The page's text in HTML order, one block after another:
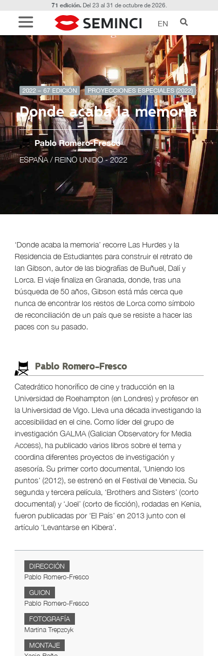
71 edición.Del 23 al 31 de octubre de 2026.
EN
2022 – 67 EDICIÓN PROYECCIONES ESPECIALES (2022)
Donde acaba la memoria
Pablo Romero-Fresco
ESPAÑA / REINO UNIDO- 2022
‘Donde acaba la memoria’ recorre Las Hurdes y la
Residencia de Estudiantes para construir el retrato de
Ian Gibson, autor de las biografías de Buñuel, Dalí y
Lorca. El viaje finaliza en Granada, donde, tras una
búsqueda de 50 años, Gibson está más cerca que
nunca de encontrar los restos de Lorca como símbolo
de reconciliación de un país que se resiste a hacer las
paces con su pasado.
Pablo Romero-Fresco
Catedrático honorífico de cine y traducción en la
Universidad de Roehampton (en Londres) y profesor en
la Universidad de Vigo. Lleva una década investigando la
accesibilidad en el cine. Como líder del grupo de
investigación GALMA (Galician Observatory for Media
Access), ha publicado varios libros sobre el tema y
coordina diferentes proyectos de investigación y
asesoría. Su primer corto documental, ‘Uniendo los
puntos’ (2012), se estrenó en el Festival de Venecia. Su
segunda y tercera película, ‘Brothers and Sisters’ (corto
documental) y ‘Joel’ (corto de ficción), rodadas en Kenia,
fueron publicadas por ‘El País’ en 2013 junto con el
artículo ‘Levantarse en Kibera’.
DIRECCIÓN
Pablo Romero-Fresco
GUION
Pablo Romero-Fresco
FOTOGRAFÍA
Martina Trepzcyk
MONTAJE